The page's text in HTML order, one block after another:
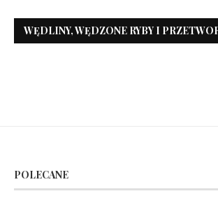
WĘDLINY, WĘDZONE RYBY I
POLECANE